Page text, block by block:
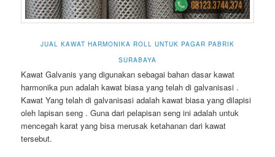
JUAL KAWAT HARMONIKA ROLL UNTUK PAGAR PABRIK
SURABAYA
Kawat Galvanis yang digunakan sebagai bahan dasar kawat
harmonika pun adalah kawat biasa yang telah di galvanisasi .
Kawat Yang telah di galvanisasi adalah kawat biasa yang dilapisi
oleh lapisan seng . Guna dari pelapisan seng ini adalah untuk
mencegah karat yang bisa merusak ketahanan dari kawat
tersebut.